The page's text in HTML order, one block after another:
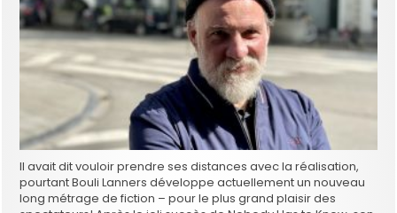
Il avait dit vouloir prendre ses distances avec la réalisation,
pourtant Bouli Lanners développe actuellement un nouveau
long métrage de fiction – pour le plus grand plaisir des